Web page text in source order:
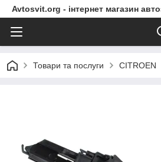
Avtosvit.org - інтернет магазин
Товари та послуги CITROEN